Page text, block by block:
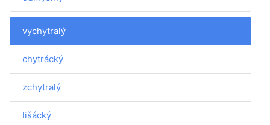
vychytralý
chytrácký
zchytralý
lišácký